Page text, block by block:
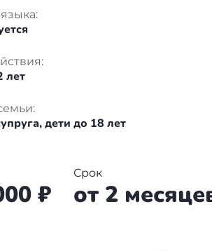
лет
дети до 18 лет
₽
Срок
от 2